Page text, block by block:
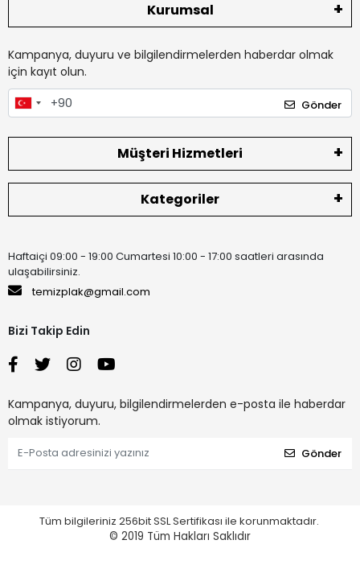
Kurumsal
Kampanya, duyuru ve bilgilendirmelerden haberdar olmak
için kayıt olun.
Gönder
Müşteri Hizmetleri
Kategoriler
Haftaiçi 09:00 - 19:00 Cumartesi 10:00 - 17:00 saatleri arasında
ulaşabilirsiniz.
temizplak@gmail.com
Bizi Takip Edin
Kampanya, duyuru, bilgilendirmelerden e-posta ile haberdar
olmak istiyorum.
Gönder
Tüm bilgileriniz 256bit SSL Sertifikası ile korunmaktadır.
© 2019 Tüm Hakları Saklıdır